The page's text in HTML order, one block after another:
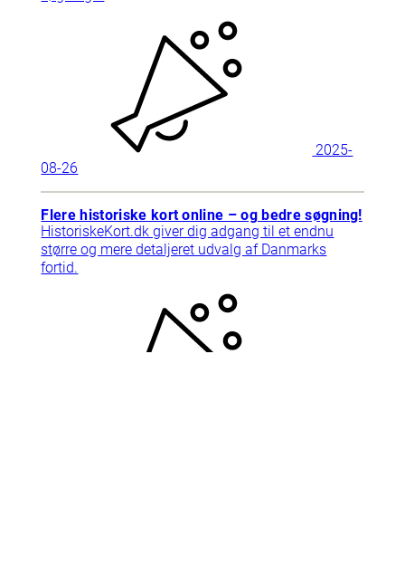
2025-
08-26
Flere historiske kort online – og bedre søgning!
HistoriskeKort.dk giver dig adgang til et endnu
større og mere detaljeret udvalg af Danmarks
fortid.